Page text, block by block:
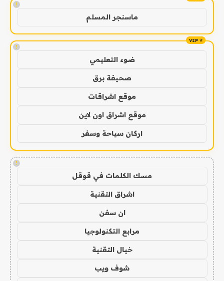
!
ماسنجر المسلم
!
ضوء التعليمي
صحيفة برق
موقع اشراقات
موقع اشراق اون لاين
اركان سياحة وسفر
!
مسك الكلمات في قوقل
اشراق التقنية
ان سفن
مرابع التكنولوجيا
خيال التقنية
شوف ويب